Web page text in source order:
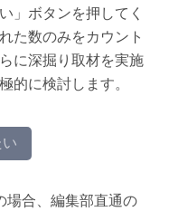
」ボタンを押してく
た数のみをカウント
に深掘り取材を実施
的に検討します。
場合、編集部直通の